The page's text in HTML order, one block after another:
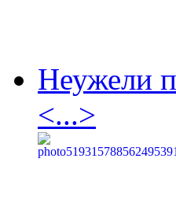
Неужели
<...>